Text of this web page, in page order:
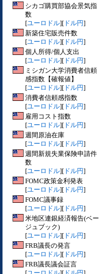
シカゴ購買部協会景気指
数
[ユーロドル][ ドル円]
新築住宅販売件数
[ユーロドル][ ドル円]
個人所得/個人支出
[ユーロドル][ ドル円]
ミシガン大学消費者信頼
感指数【確報値】
[ユーロドル][ ドル円]
消費者信頼感指数
[ユーロドル][ ドル円]
雇用コスト指数
[ユーロドル][ ドル円]
週間原油在庫
[ユーロドル][ ドル円]
週間新規失業保険申請件
数
[ユーロドル][ ドル円]
FOMC政策金利発表
[ユーロドル][ ドル円]
FOMC議事録
[ユーロドル][ ドル円]
米地区連銀経済報告(ベー
ジュブック)
[ユーロドル][ ドル円]
FRB議長の発言
[ユーロドル][ ドル円]
FRB議長議会証言